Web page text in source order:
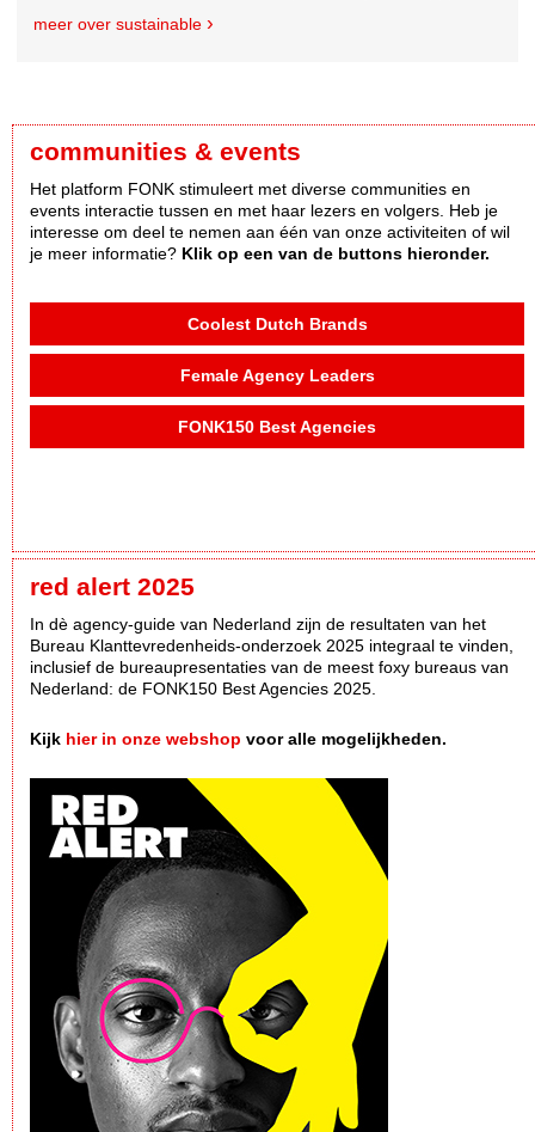
meer over sustainable
communities & events
Het platform FONK stimuleert met diverse communities en
events interactie tussen en met haar lezers en volgers. Heb je
interesse om deel te nemen aan één van onze activiteiten of wil
je meer informatie? Klik op een van de buttons hieronder.
Coolest Dutch Brands
Female Agency Leaders
FONK150 Best Agencies
red alert 2025
In dè agency-guide van Nederland zijn de resultaten van het
Bureau Klanttevredenheids-onderzoek 2025 integraal te vinden,
inclusief de bureaupresentaties van de meest foxy bureaus van
Nederland: de FONK150 Best Agencies 2025.
Kijk hier in onze webshop voor alle mogelijkheden.